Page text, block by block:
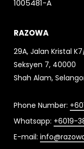
1005481-A
RAZOWA
29A, Jalan Kristal
Seksyen 7, 40000
Shah Alam,
Phone Number:
Whatsapp: +6019-
E-mail: